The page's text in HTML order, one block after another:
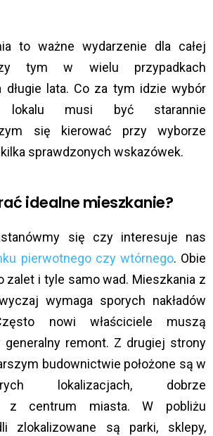
to ważne wydarzenie dla całej
tym w wielu przypadkach
długie lata. Co za tym idzie wybór
lokalu musi być starannie
się kierować przy wyborze
sprawdzonych wskazówek.
idealne mieszkanie?
się czy interesuje nas
pierwotnego czy wtórnego. Obie
zalet i tyle samo wad. Mieszkania z
wymaga sporych nakładów
nowi właściciele muszą
generalny remont. Z drugiej strony
budownictwie położone są w
lokalizacjach, dobrze
z centrum miasta. W pobliżu
zlokalizowane są parki, sklepy,